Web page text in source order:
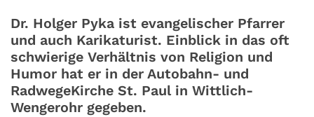
Dr. Holger Pyka ist evangelischer Pfarrer
und auch Karikaturist. Einblick in das oft
schwierige Verhältnis von Religion und
Humor hat er in der Autobahn- und
RadwegeKirche St. Paul in Wittlich-
Wengerohr gegeben.